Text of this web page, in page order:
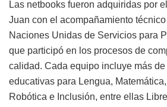
Las netbooks fueron adquiridas por
Juan con el acompañamiento
Naciones Unidas de Servicios para
que participó en los procesos de
calidad. Cada equipo incluye más
educativas para Lengua,
Robótica e Inclusión, entre ellas